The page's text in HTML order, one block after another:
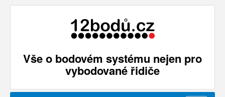
Vše o bodovém systému nejen pro
vybodované řidiče